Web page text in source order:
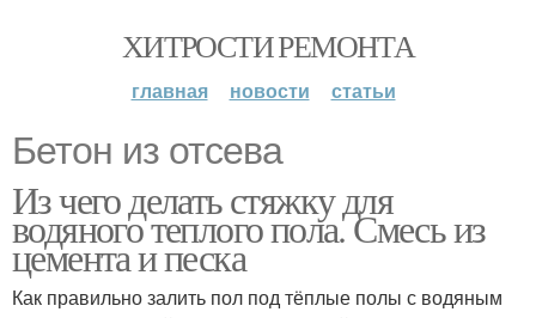
ХИТРОСТИ РЕМОНТА
главная новости статьи
Бетон из отсева
Из чего делать стяжку для
водяного теплого пола. Смесь из
цемента и песка
Как правильно залить пол под тёплые полы с водяным